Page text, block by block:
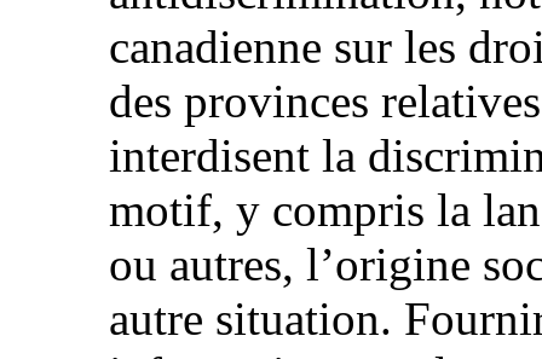
canadienne sur les
des provinces
interdisent la
motif, y compris la
ou autres, l’origine
autre situation.